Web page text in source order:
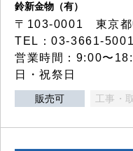
鈴新金物（有）
〒103-0001 東京都
TEL：03-3661-
営業時間：9:00〜
日・祝祭日
販売可 工事・